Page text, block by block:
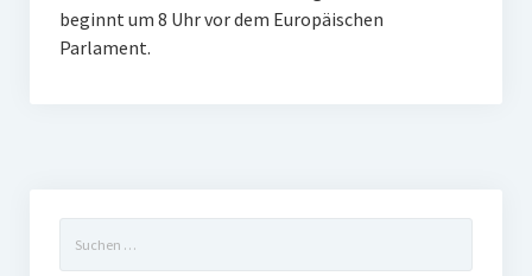
beginnt um 8 Uhr vor dem Europäischen
Parlament.
nach: